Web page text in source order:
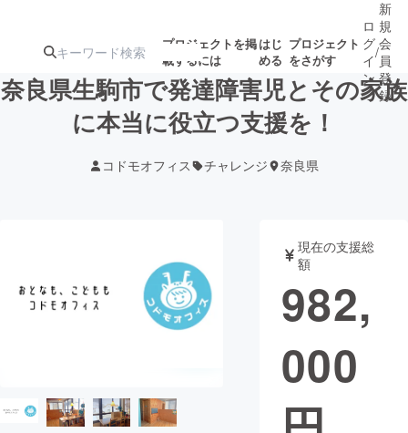
プロジェクトを掲
載するには
はじ
める
プロジェクト
をさがす
ターン
ジェクト
募集終了が近いプ
ロジェクト
音楽
テクノロジー・ガジェット ゲーム・サ
ロ
グ
イ
ン
/
新
規
会
員
登
録
奈良県生駒市で発達障害児とその家族
に本当に役立つ支援を！
コドモオフィス チャレンジ 奈良県
現在の支援総
額
982,
000